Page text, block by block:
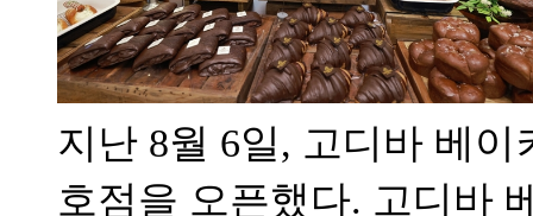
지난 8월 6일, 고디바 베
호점을 오픈했다. 고디바